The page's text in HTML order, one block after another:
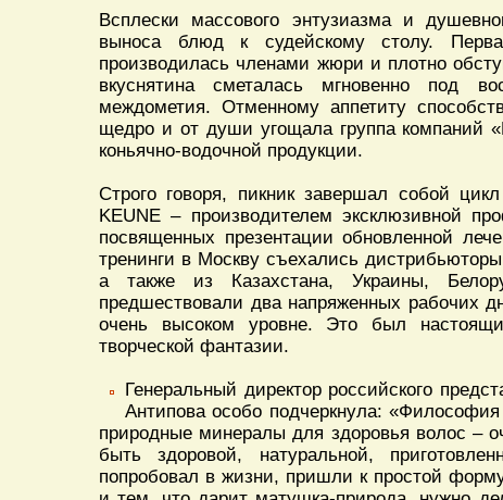
Всплески массового энтузиазма и
выноса блюд к судейскому столу.
производилась членами жюри и плотно
вкуснятина сметалась мгновенно под
междометия. Отменному аппетиту
щедро и от души угощала группа компаний
коньячно-водочной продукции.
Строго говоря, пикник завершал собой
KEUNE – производителем эксклюзивной
посвященных презентации обновленной
тренинги в Москву съехались
а также из Казахстана, Украины,
предшествовали два напряженных рабочих
очень высоком уровне. Это был
творческой фантазии.
Генеральный директор российского
Антипова особо подчеркнула:
природные минералы для здоровья волос –
быть здоровой, натуральной,
попробовал в жизни, пришли к простой